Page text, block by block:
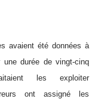
avaient été données à
durée de vingt-cinq
les exploiter
ont assigné les